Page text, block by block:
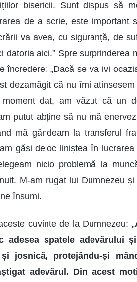
bisericii. Sunt dispus să
de a scrie, este important
va avea, cu siguranță, de
datoria aici.” Spre surprinderea
încredere: „Dacă se va ivi
dezamăgit că nu îmi
dat, am văzut că un
putut abține să nu mă
mă gândeam la transferul
găsi deloc liniștea în
nicio problemă la
M-am rugat lui Dumnezeu
însumi.
cuvinte de la Dumnezeu: „
adesea spatele adevărului
josnică, protejându-și
adevărul. Din acest